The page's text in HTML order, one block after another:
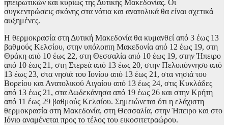
ηπειρωτικών και κυρίως της Δυτικής Μακεδονίας. Οι
συγκεντρώσεις σκόνης στα νότια και ανατολικά θα είναι σχετικά
αυξημένες.
Η θερμοκρασία στη Δυτική Μακεδονία θα κυμανθεί από 3 έως 13
βαθμούς Κελσίου, στην υπόλοιπη Μακεδονία από 12 έως 19, στη
Θράκη από 10 έως 22, στη Θεσσαλία από 10 έως 19, στην Ήπειρο
από 10 έως 21, στη Στερεά από 13 έως 20, στην Πελοπόννησο από
13 έως 23, στα νησιά του Ιονίου από 13 έως 21, στα νησιά του
Βορείου και Ανατολικού Αιγαίου από 13 έως 24, στις Κυκλάδες
από 13 έως 21, στα Δωδεκάνησα από 19 έως 26 και στην Κρήτη
από 11 έως 29 βαθμούς Κελσίου. Σημειώνεται ότι η ελάχιστη
θερμοκρασία στη Μακεδονία, στη Θεσσαλία, στην Ήπειρο και στο
Ιόνιο αναμένεται προς το τέλος του εικοσιτετραώρου.